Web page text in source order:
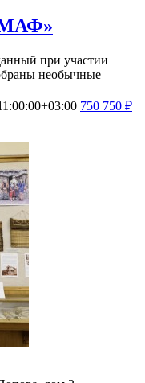
МАФ»
при участии
необычные
750 750 ₽